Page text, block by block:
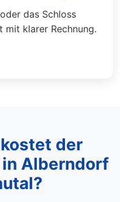
das Schloss
klarer Rechnung.
der
Alberndorf